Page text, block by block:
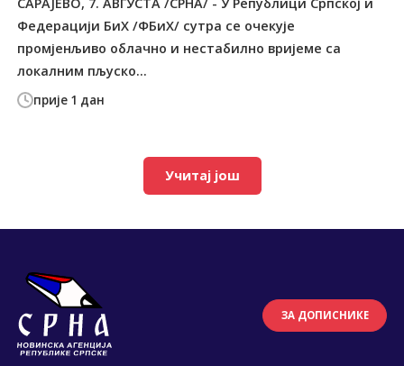
прије 1 дан
САРАЈЕВО, 7. АВГУСТА /СРНА/ - У Републици Српској и
Федерацији БиХ /ФБиХ/ сутра се очекује
промјенљиво облачно и нестабилно вријеме са
локалним пљуско...
Учитај још
ЗА ДОПИСНИКЕ